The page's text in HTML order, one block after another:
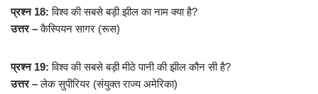
प्रश्न 18: विश्व की सबसे बड़ी झील का नाम क्या है?
उत्तर –कैस्पियन सागर (रूस)
प्रश्न 19: विश्व की सबसे बड़ी मीठे पानी की झील कौन सी है?
उत्तर –लेक सुपीरियर (संयुक्त राज्य अमेरिका)